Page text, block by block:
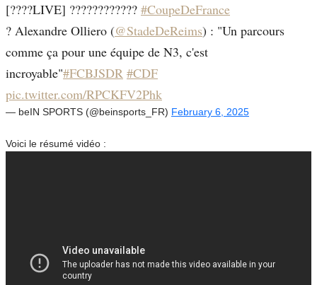
[????LIVE] ???????????? #CoupeDeFrance
? Alexandre Olliero (@StadeDeReims) : "Un parcours
comme ça pour une équipe de N3, c'est
incroyable"#FCBJSDR #CDF
pic.twitter.com/RPCKFV2Phk
— beIN SPORTS (@beinsports_FR) February 6, 2025
Voici le résumé vidéo :